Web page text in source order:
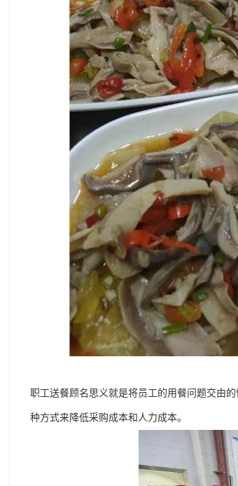
职工送餐顾名思义就是将员工的用餐问题交由
种方式来降低采购成本和人力成本。